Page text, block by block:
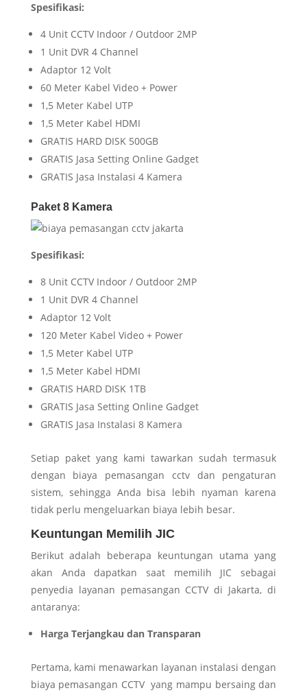
Spesifikasi:
4 Unit CCTV Indoor / Outdoor 2MP
1 Unit DVR 4 Channel
Adaptor 12 Volt
60 Meter Kabel Video + Power
1,5 Meter Kabel UTP
1,5 Meter Kabel HDMI
GRATIS HARD DISK 500GB
GRATIS Jasa Setting Online Gadget
GRATIS Jasa Instalasi 4 Kamera
Paket 8 Kamera
Spesifikasi:
8 Unit CCTV Indoor / Outdoor 2MP
1 Unit DVR 4 Channel
Adaptor 12 Volt
120 Meter Kabel Video + Power
1,5 Meter Kabel UTP
1,5 Meter Kabel HDMI
GRATIS HARD DISK 1TB
GRATIS Jasa Setting Online Gadget
GRATIS Jasa Instalasi 8 Kamera
Setiap paket yang kami tawarkan sudah termasuk
dengan biaya pemasangan cctv dan pengaturan
sistem, sehingga Anda bisa lebih nyaman karena
tidak perlu mengeluarkan biaya lebih besar.
Keuntungan Memilih JIC
Berikut adalah beberapa keuntungan utama yang
akan Anda dapatkan saat memilih JIC sebagai
penyedia layanan pemasangan CCTV di Jakarta, di
antaranya:
Harga Terjangkau dan Transparan
Pertama, kami menawarkan layanan instalasi dengan
biaya pemasangan CCTV yang mampu bersaing dan